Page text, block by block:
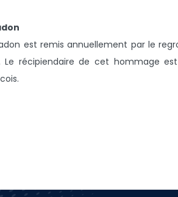
est remis annuellement par le
Le récipiendaire de cet hommage